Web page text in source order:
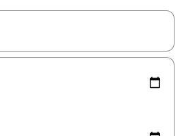
上下方向键查看，或通过点击或滑动手势